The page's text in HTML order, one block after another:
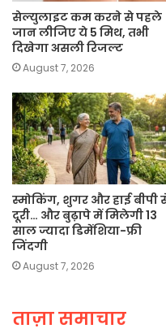
सेल्युलाइट कम करने से पहले
जान लीजिए ये 5 मिथ, तभी
दिखेगा असली रिजल्ट
August 7, 2026
स्मोकिंग, शुगर और हाई बीपी
दूरी… और बुढ़ापे में मिलेगी 13
साल ज्यादा डिमेंशिया-फ्री
जिंदगी
August 7, 2026
ताज़ा समाचार